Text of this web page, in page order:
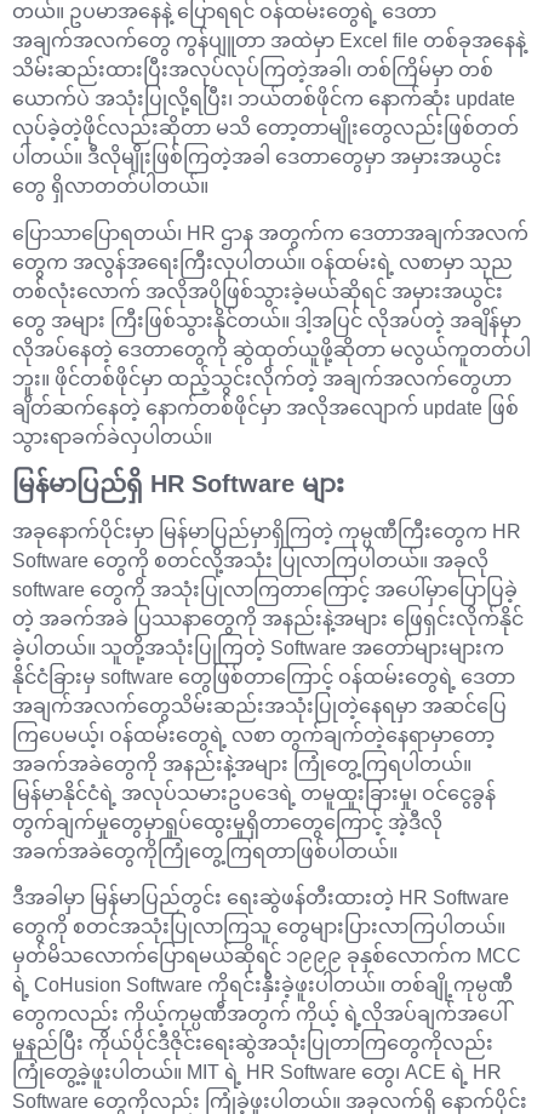
တယ်။ ဥပမာအနေနဲ့ ပြောရရင် ဝန်ထမ်းတွေရဲ့ ဒေတာ
အချက်အလက်တွေ ကွန်ပျူတာ အထဲမှာ Excel file တစ်ခုအနေနဲ့
သိမ်းဆည်းထားပြီးအလုပ်လုပ်ကြတဲ့အခါ၊ တစ်ကြိမ်မှာ တစ်
ယောက်ပဲ အသုံးပြုလို့ရပြီး၊ ဘယ်တစ်ဖိုင်က နောက်ဆုံး update
လုပ်ခဲ့တဲ့ဖိုင်လည်းဆိုတာ မသိ တော့တာမျိုးတွေလည်းဖြစ်တတ်
ပါတယ်။ ဒီလိုမျိုးဖြစ်ကြတဲ့အခါ ဒေတာတွေမှာ အမှားအယွင်း
တွေ ရှိလာတတ်ပါတယ်။
ပြောသာပြောရတယ်၊ HR ဌာန အတွက်က ဒေတာအချက်အလက်
တွေက အလွန်အရေးကြီးလှပါတယ်။ ဝန်ထမ်းရဲ့ လစာမှာ သုည
တစ်လုံးလောက် အလိုအပိုဖြစ်သွားခဲ့မယ်ဆိုရင် အမှားအယွင်း
တွေ အများ ကြီးဖြစ်သွားနိုင်တယ်။ ဒါ့အပြင် လိုအပ်တဲ့ အချိန်မှာ
လိုအပ်နေတဲ့ ဒေတာတွေကို ဆွဲထုတ်ယူဖို့ဆိုတာ မလွယ်ကူတတ်ပါ
ဘူး။ ဖိုင်တစ်ဖိုင်မှာ ထည့်သွင်းလိုက်တဲ့ အချက်အလက်တွေဟာ
ချိတ်ဆက်နေတဲ့ နောက်တစ်ဖိုင်မှာ အလိုအလျောက် update ဖြစ်
သွားရာခက်ခဲလှပါတယ်။
မြန်မာပြည်ရှိ HR Software များ
အခုနောက်ပိုင်းမှာ မြန်မာပြည်မှာရှိကြတဲ့ ကုမ္ပဏီကြီးတွေက HR
Software တွေကို စတင်လို့အသုံး ပြုလာကြပါတယ်။ အခုလို
software တွေကို အသုံးပြုလာကြတာကြောင့် အပေါ်မှာပြောပြခဲ့
တဲ့ အခက်အခဲ ပြဿနာတွေကို အနည်းနဲ့အများ ဖြေရှင်းလိုက်နိုင်
ခဲ့ပါတယ်။ သူတို့အသုံးပြုကြတဲ့ Software အတော်များများက
နိုင်ငံခြားမှ software တွေဖြစ်တာကြောင့် ဝန်ထမ်းတွေရဲ့ ဒေတာ
အချက်အလက်တွေသိမ်းဆည်းအသုံးပြုတဲ့နေရမှာ အဆင်ပြေ
ကြပေမယ့်၊ ဝန်ထမ်းတွေရဲ့ လစာ တွက်ချက်တဲ့နေရာမှာတော့
အခက်အခဲတွေကို အနည်းနဲ့အများ ကြုံတွေ့ကြရပါတယ်။
မြန်မာနိုင်ငံရဲ့ အလုပ်သမားဥပဒေရဲ့ တမူထူးခြားမှု၊ ဝင်ငွေခွန်
တွက်ချက်မှုတွေမှာရှုပ်ထွေးမှုရှိတာတွေကြောင့် အဲ့ဒီလို
အခက်အခဲတွေကိုကြုံတွေ့ကြရတာဖြစ်ပါတယ်။
ဒီအခါမှာ မြန်မာပြည်တွင်း ရေးဆွဲဖန်တီးထားတဲ့ HR Software
တွေကို စတင်အသုံးပြုလာကြသူ တွေများပြားလာကြပါတယ်။
မှတ်မိသလောက်ပြောရမယ်ဆိုရင် ၁၉၉၉ ခုနှစ်လောက်က MCC
ရဲ့ CoHusion Software ကိုရင်းနှီးခဲ့ဖူးပါတယ်။ တစ်ချို့ကုမ္ပဏီ
တွေကလည်း ကိုယ့်ကုမ္ပဏီအတွက် ကိုယ့် ရဲ့လိုအပ်ချက်အပေါ်
မူနည်ပြီး ကိုယ်ပိုင်ဒီဇိုင်းရေးဆွဲအသုံးပြုတာကြတွေကိုလည်း
ကြုံတွေ့ခဲ့ဖူးပါတယ်။ MIT ရဲ့ HR Software တွေ၊ ACE ရဲ့ HR
Software တွေကိုလည်း ကြုံခဲ့ဖူးပါတယ်။ အခုလက်ရှိ နောက်ပိုင်း